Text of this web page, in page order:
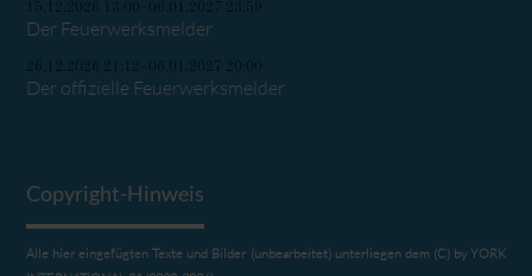
15.12.2026 13:00–06.01.2027 23:59
Der Feuerwerksmelder
26.12.2026 21:12–06.01.2027 20:00
Der offizielle Feuerwerksmelder
Copyright-Hinweis
Alle hier eingefügten Texte und Bilder (unbearbeitet) unterliegen dem (C) by YORK